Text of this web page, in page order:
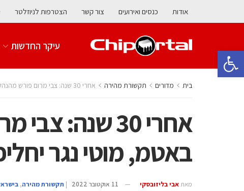
פתח סרגל נגישות
אודות כנסים ואירועים צור קשר הצטרפות לניוזלטר
עיקר החדשות
בית מדורים תקשורת מהירה אחרי 30 שנה: צבי מרום פורש מהנהלת באטמ, מוטי נגר יחליפו
אחרי 30 שנה:
באטמ, מוטי נגר
מאת אבי בליזובסקי 11 אוקטובר 2022 | תקשורת מהירה,